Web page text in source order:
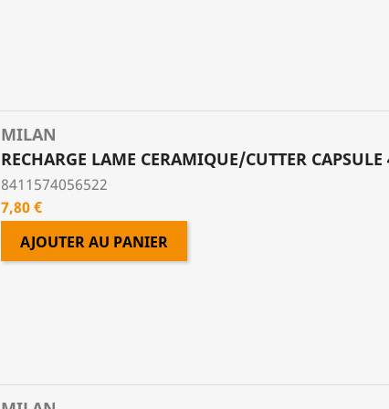
MILAN
RECHARGE LAME CERAMIQUE/CUTTER
8411574056522
Prix
7,80 €
AJOUTER AU PANIER